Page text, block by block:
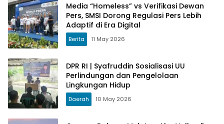
Media “Homeless” vs Verifikasi Dewan
Pers, SMSI Dorong Regulasi Pers Lebih
Adaptif di Era Digital
Berita 11 May 2026
DPR RI | Syafruddin Sosialisasi UU
Perlindungan dan Pengelolaan
Lingkungan Hidup
Daerah 10 May 2026